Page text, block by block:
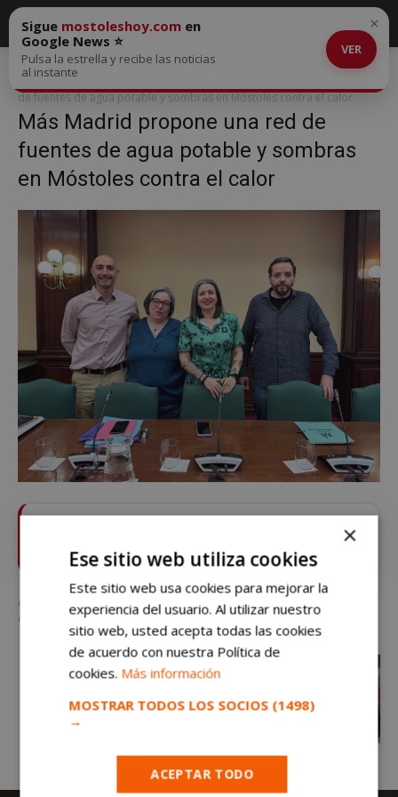
Inicio
Más Madrid propone una red de fuentes de agua potable y
sombras en Móstoles contra el calor
de fuentes de agua potable y sombras en Móstoles contra el calor
Más Madrid propone una red de
fuentes de agua potable y sombras
en Móstoles contra el calor
Sigue mostoleshoy.com en
Google News ⭐
Pulsa la estrella y recibe las noticias
al instante
VER
×
instante
VER
Más Madrid propone una red de fuentes de agua potable y sombras en
Móstoles contra el calor
×
Ese sitio web utiliza cookies
Este sitio web usa cookies para mejorar la
experiencia del usuario. Al utilizar nuestro
sitio web, usted acepta todas las cookies
de acuerdo con nuestra Política de
cookies. Más información
MOSTRAR TODOS LOS SOCIOS (1498)
→
ACEPTAR TODO